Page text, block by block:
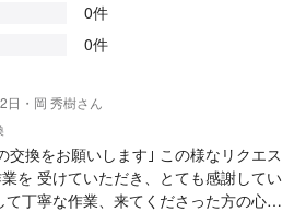
0件
0件
2026年7月2日・岡 秀樹さん
交換をお願いします｣ この様なリクエス
を 受けていただき、とても感謝してい
丁寧な作業、来てくださった方の心地